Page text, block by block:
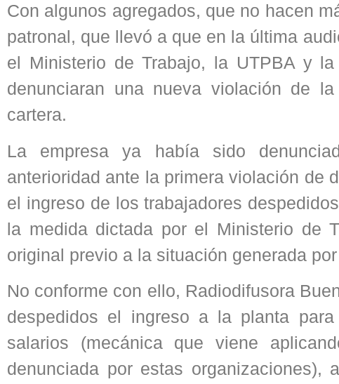
Con algunos agregados, que no hacen
patronal, que llevó a que en la última
el Ministerio de Trabajo, la UTPBA y
denunciaran una nueva violación de
cartera.
La empresa ya había sido
anterioridad ante la primera violación de
el ingreso de los trabajadores
la medida dictada por el Ministerio de
original previo a la situación generada
No conforme con ello, Radiodifusora
despedidos el ingreso a la planta
salarios (mecánica que viene
denunciada por estas organizaciones),